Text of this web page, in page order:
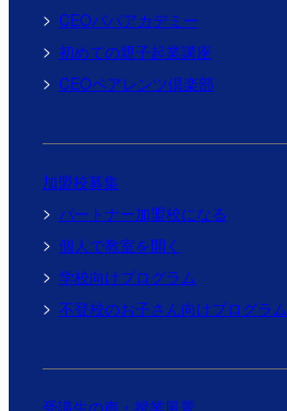
CEOパパアカデミー
初めての親子起業講座
CEOペアレンツ倶楽部
加盟校募集
パートナー加盟校になる
個人で教室を開く
学校向けプログラム
不登校のお子さん向けプログラム
受講生の声・授業風景